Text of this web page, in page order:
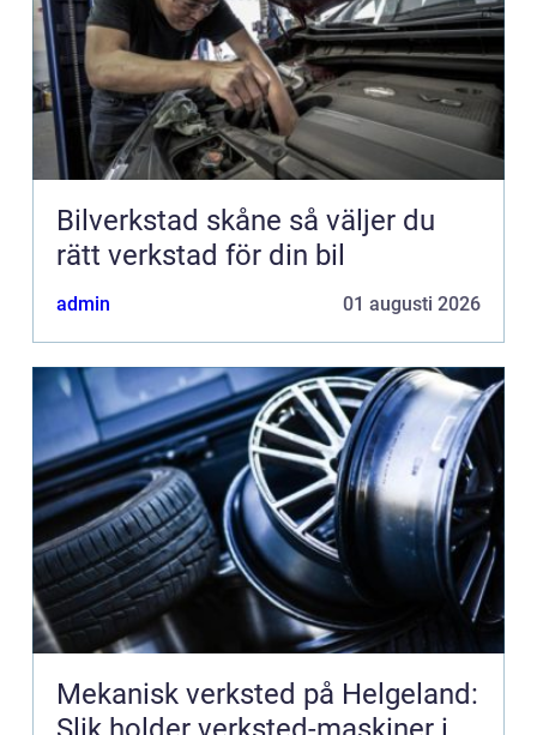
Bilverkstad skåne så väljer du
rätt verkstad för din bil
admin 01 augusti 2026
Mekanisk verksted på Helgeland: